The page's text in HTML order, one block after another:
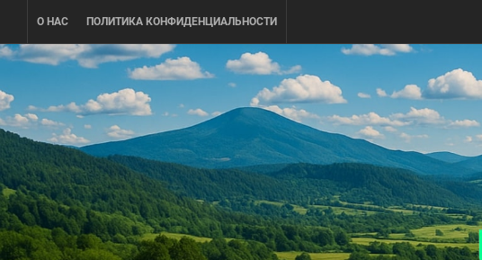
content
О НАС ПОЛИТИКА КОНФИДЕНЦИАЛЬНОСТИ